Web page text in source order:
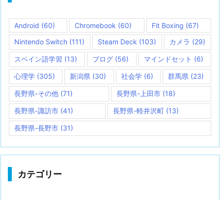
Android (60) Chromebook (60) Fit Boxing (67)
Nintendo Switch (111) Steam Deck (103) カメラ (29)
スペイン語学習 (13) ブログ (56) マインドセット (6)
心理学 (305) 新潟県 (30) 社会学(6) 群馬県 (23)
長野県-その他 (71) 長野県-上田市(18)
長野県-諏訪市 (41) 長野県-軽井沢町 (13)
長野県-長野市 (31)
カテゴリー